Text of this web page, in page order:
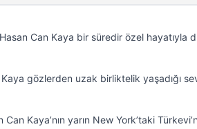
Can Kaya bir süredir özel hayatıyla
gözlerden uzak birliktelik yaşadığı
Kaya’nın yarın New York’taki